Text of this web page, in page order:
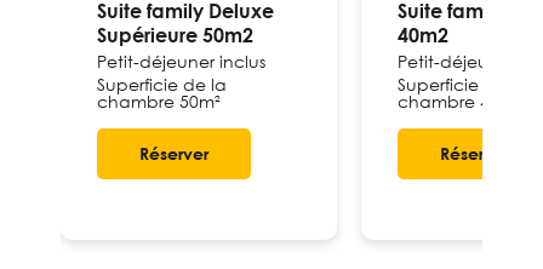
Suite family Deluxe
Supérieure 50m2
Petit-déjeuner inclus
Superficie de la
chambre 50m²
Réserver
Suite family
40m2
Petit-déjeuner
Superficie de la
chambre 40m²
Réserver